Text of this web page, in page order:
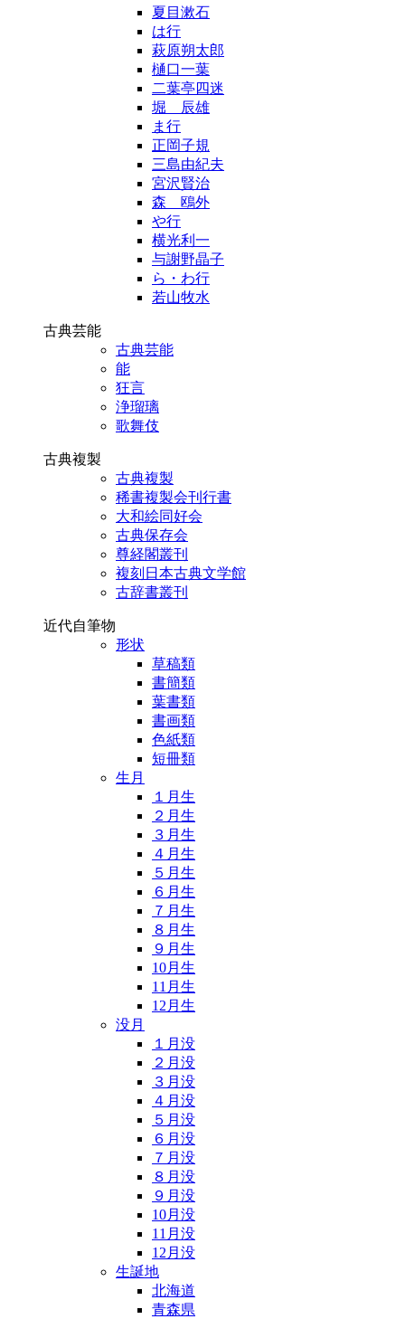
夏目漱石
は行
萩原朔太郎
樋口一葉
二葉亭四迷
堀 辰雄
ま行
正岡子規
三島由紀夫
宮沢賢治
森 鴎外
や行
横光利一
与謝野晶子
ら・わ行
若山牧水
古典芸能
古典芸能
能
狂言
浄瑠璃
歌舞伎
古典複製
古典複製
稀書複製会刊行書
大和絵同好会
古典保存会
尊経閣叢刊
複刻日本古典文学館
古辞書叢刊
近代自筆物
形状
草稿類
書簡類
葉書類
書画類
色紙類
短冊類
生月
１月生
２月生
３月生
４月生
５月生
６月生
７月生
８月生
９月生
10月生
11月生
12月生
没月
１月没
２月没
３月没
４月没
５月没
６月没
７月没
８月没
９月没
10月没
11月没
12月没
生誕地
北海道
青森県